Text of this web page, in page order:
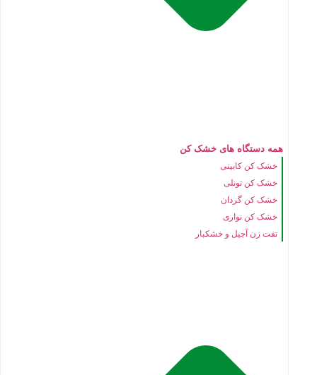
همه دستگاه های خشک کن
خشک کن کابینی
خشک کن تونلی
خشک کن گردان
خشک کن نواری
تفت زن آجیل و خشکبار